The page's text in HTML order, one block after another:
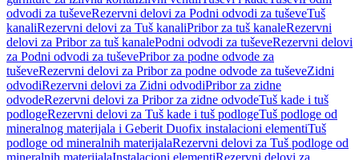
odvodi za tuševeRezervni delovi za Podni odvodi za tuševeTuš
kanaliRezervni delovi za Tuš kanaliPribor za tuš kanaleRezervni
delovi za Pribor za tuš kanalePodni odvodi za tuševeRezervni delovi
za Podni odvodi za tuševePribor za podne odvode za
tuševeRezervni delovi za Pribor za podne odvode za tuševeZidni
odvodiRezervni delovi za Zidni odvodiPribor za zidne
odvodeRezervni delovi za Pribor za zidne odvodeTuš kade i tuš
podlogeRezervni delovi za Tuš kade i tuš podlogeTuš podloge od
mineralnog materijala i Geberit Duofix instalacioni elementiTuš
podloge od mineralnih materijalaRezervni delovi za Tuš podloge od
mineralnih materijalaInstalacioni elementiRezervni delovi za